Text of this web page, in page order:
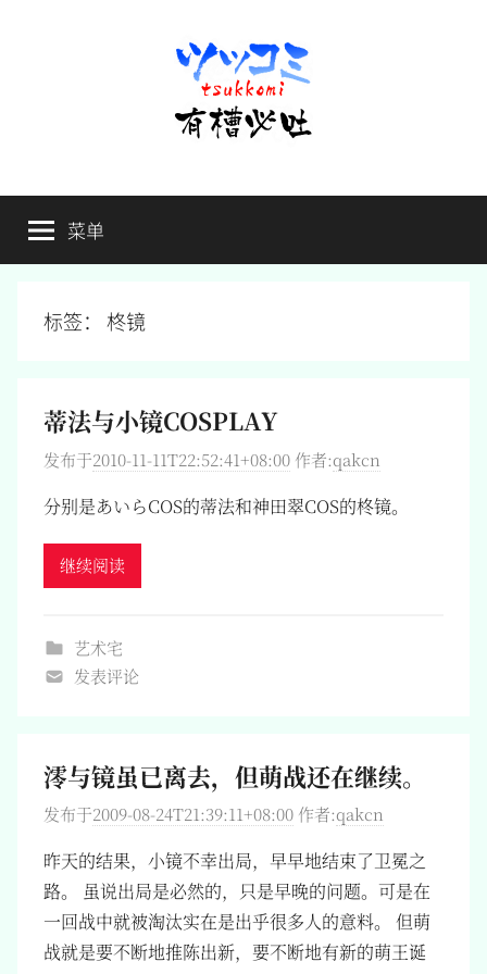
有
槽
必
槽，
毋
菜单
标签： 柊镜
蒂法与小镜COSPLAY
发布于2010-11-11T22:52:41+08:00 作者:qakcn
分别是あいらCOS的蒂法和神田翠COS的柊镜。
继续阅读
艺术宅
发表评论
澪与镜虽已离去，但萌战还在继续。
发布于2009-08-24T21:39:11+08:00 作者:qakcn
昨天的结果，小镜不幸出局，早早地结束了卫冕之
路。 虽说出局是必然的，只是早晚的问题。可是在
一回战中就被淘汰实在是出乎很多人的意料。 但萌
战就是要不断地推陈出新，要不断地有新的萌王诞